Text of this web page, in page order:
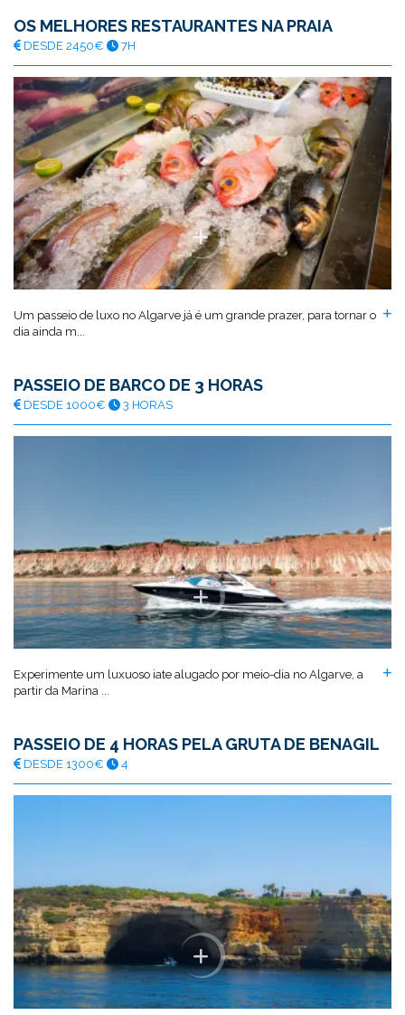
OS MELHORES RESTAURANTES NA PRAIA
DESDE 2450€ 7H
Um passeio de luxo no Algarve já é um grande prazer, para tornar o
dia ainda m...
PASSEIO DE BARCO DE 3 HORAS
DESDE 1000€ 3 HORAS
Experimente um luxuoso iate alugado por meio-dia no Algarve, a
partir da Marina ...
PASSEIO DE 4 HORAS PELA GRUTA DE BENAGIL
DESDE 1300€ 4